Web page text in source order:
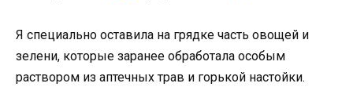
Я специально оставила на грядке часть овощей и
зелени, которые заранее обработала особым
раствором из аптечных трав и горькой настойки.